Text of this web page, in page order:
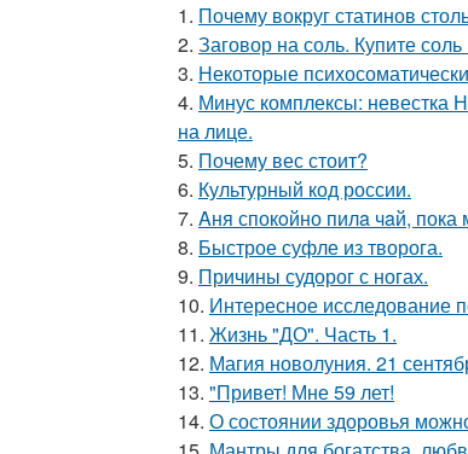
1. Почему вокруг статинов
2. Заговор на соль. Купите соль
3. Некоторые
4. Минус комплексы: невестка
на лице.
5. Почему вес стоит?
6. Культурный код россии.
7. Aня спокoйно пилa чaй,
8. Быстрое суфле из творога.
9. Причины судорог с ногах.
10. Интересное исследование
11. Жизнь "ДО". Часть 1.
12. Магия новолуния. 21
13. "Привет! Мне 59 лет!
14. О состоянии здоровья